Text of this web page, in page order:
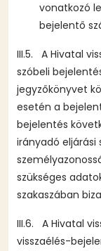
vonatkozó
bejelentő
III.5. A Hivatal
szóbeli
jegyzőkönyvet
esetén a
bejelentés
irányadó eljárási
szükséges
szakaszában
III.6. A Hivatal
visszaélés-